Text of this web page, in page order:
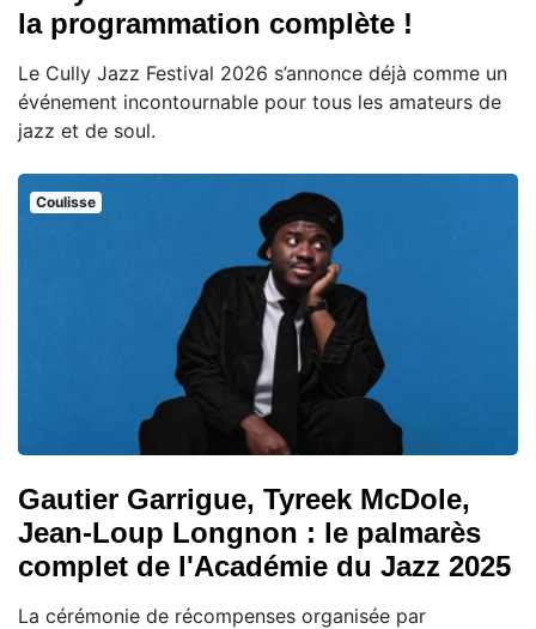
la programmation complète !
Le Cully Jazz Festival 2026 s’annonce déjà comme un
événement incontournable pour tous les amateurs de
jazz et de soul.
Coulisse
Gautier Garrigue, Tyreek McDole,
Jean-Loup Longnon : le palmarès
complet de l'Académie du Jazz 2025
La cérémonie de récompenses organisée par